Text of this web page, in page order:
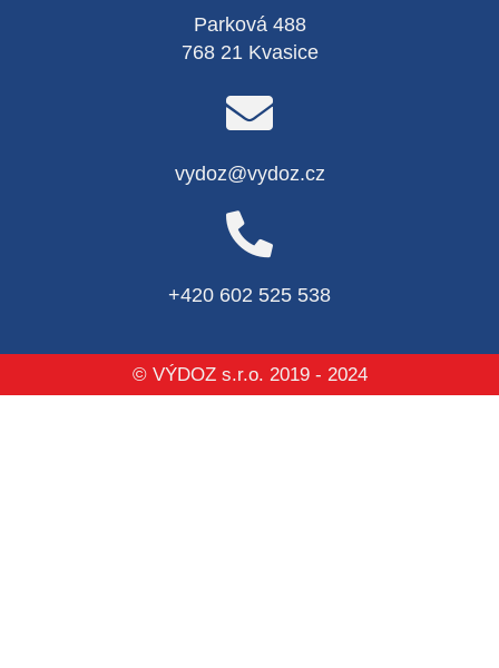
Parková 488
768 21 Kvasice
vydoz@vydoz.cz
+420 602 525 538
© VÝDOZ s.r.o. 2019 - 2024